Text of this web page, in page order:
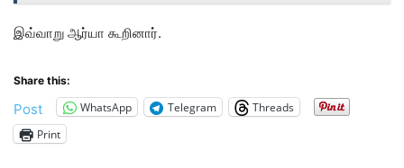
இவ்வாறு ஆர்யா கூறினார்.
Share this:
Post WhatsApp Telegram
Threads
Print